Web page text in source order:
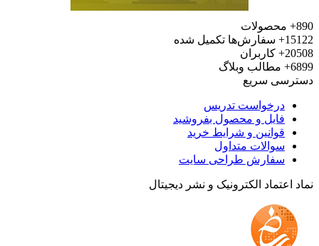
محصولات
سفارش‌ها تکمیل شده
کاربران
مطالب وبلاگ
سریع
درخواست تدریس
فایل و محصول بفروشید
قوانین و شرایط خرید
سوالات متداول
سفارش طراحی سایت
اعتماد الکترونیک و نشر دیجیتال